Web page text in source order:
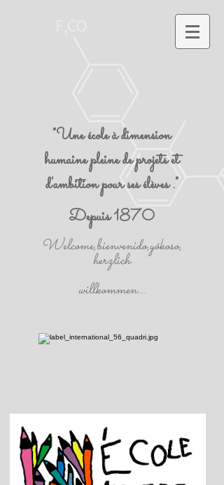
"Une école à dimension
humaine pleine de projets et
d'ambition pour ses élèves ."
Depuis 1870
Welcome,bienvenido,yôkoso,
herzlich
willkommen...